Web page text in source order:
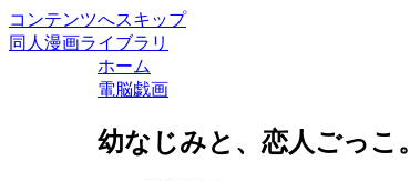
コンテンツへスキップ
同人漫画ライブラリ
ホーム
電脳戯画
幼なじみと、恋人ごっこ